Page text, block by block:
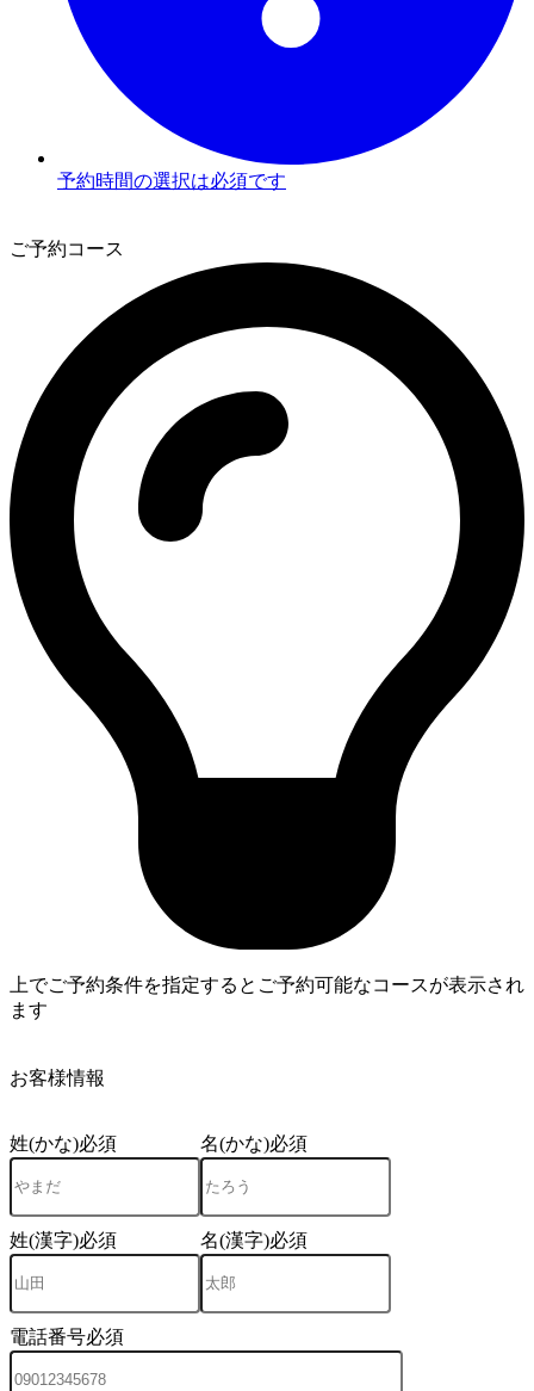
予約時間の選択は必須です
ご予約コース
上でご予約条件を指定するとご予約可能なコースが表示され
ます
お客様情報
姓(かな)必須 名(かな)必須
姓(漢字)必須 名(漢字)必須
電話番号必須